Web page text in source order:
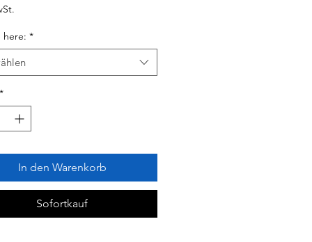
here: *
*
In den Warenkorb
Sofortkauf